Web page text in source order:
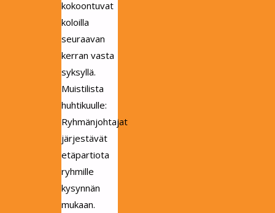
kokoontuvat
koloilla
seuraavan
kerran vasta
syksyllä.
Muistilista
huhtikuulle:
Ryhmänjohtajat
järjestävät
etäpartiota
ryhmille
kysynnän
mukaan.